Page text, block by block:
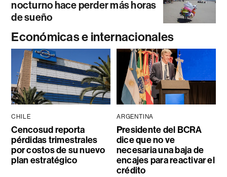
nocturno hace perder más horas
de sueño
Económicas e internacionales
CHILE
Cencosud reporta
pérdidas trimestrales
por costos de su nuevo
plan estratégico
ARGENTINA
Presidente del BCRA
dice que no ve
necesaria una baja de
encajes para reactivar el
crédito